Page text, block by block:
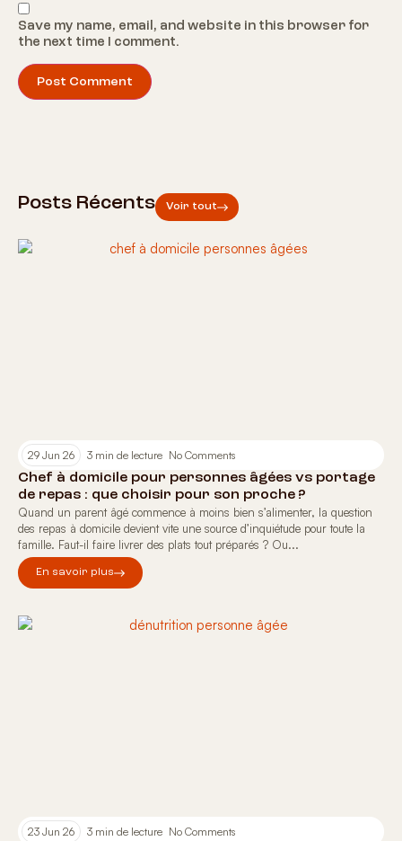
Save my name, email, and website in this browser for
the next time I comment.
Posts Récents Voir tout
29 Jun 26 3 min de lecture No Comments
Chef à domicile pour personnes âgées vs portage
de repas : que choisir pour son proche ?
Quand un parent âgé commence à moins bien s’alimenter, la question
des repas à domicile devient vite une source d’inquiétude pour toute la
famille. Faut-il faire livrer des plats tout préparés ? Ou...
En savoir plus
23 Jun 26 3 min de lecture No Comments